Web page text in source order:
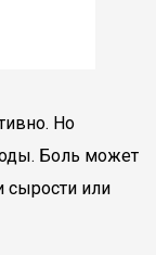
Но
Боль может
сырости или